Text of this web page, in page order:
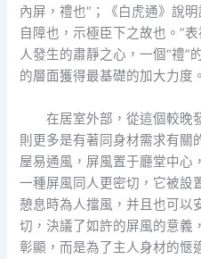
內屏，禮也”；《白虎通》說
自障也，示極臣下之故也。”
人發生的肅靜之心，一個“禮”
的層面獲得最基礎的加大力度。
在居室外部，從這個較晚
則更多是有著同身材需求有關
屋易通風，屏風置于廳堂中心
一種屏風同人更密切，它被設
憩息時為人擋風，并且也可以
切，決議了如許的屏風的意義
彰顯，而是為了主人身材的愜